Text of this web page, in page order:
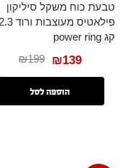
טבעת כוח משקל סיליקון
פילאטיס מעוצבות ורוד 2.3
קג power ring
₪199 ₪139
הוספה לסל